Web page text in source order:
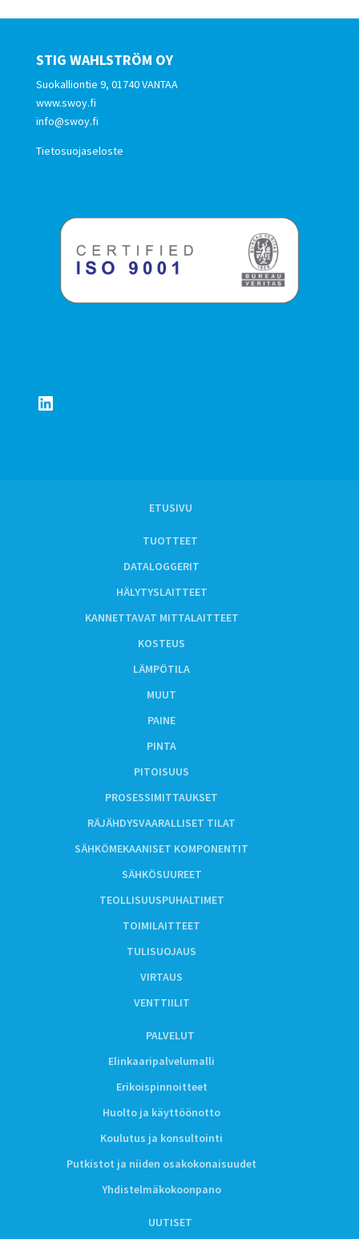
STIG WAHLSTRÖM OY
Suokalliontie 9, 01740 VANTAA
www.swoy.fi
info@swoy.fi
Tietosuojaseloste
LinkedIn
ETUSIVU
TUOTTEET
DATALOGGERIT
HÄLYTYSLAITTEET
KANNETTAVAT MITTALAITTEET
KOSTEUS
LÄMPÖTILA
MUUT
PAINE
PINTA
PITOISUUS
PROSESSIMITTAUKSET
RÄJÄHDYSVAARALLISET TILAT
SÄHKÖMEKAANISET KOMPONENTIT
SÄHKÖSUUREET
TEOLLISUUSPUHALTIMET
TOIMILAITTEET
TULISUOJAUS
VIRTAUS
VENTTIILIT
PALVELUT
Elinkaaripalvelumalli
Erikoispinnoitteet
Huolto ja käyttöönotto
Koulutus ja konsultointi
Putkistot ja niiden osakokonaisuudet
Yhdistelmäkokoonpano
UUTISET